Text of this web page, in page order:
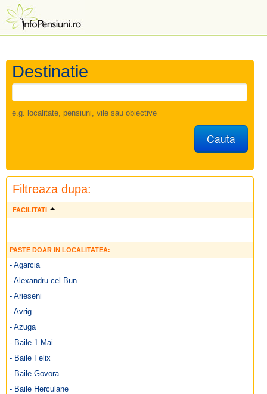
Destinatie
e.g. localitate, pensiuni, vile sau obiective
Cauta
Filtreaza dupa:
FACILITATI
PASTE DOAR IN LOCALITATEA:
- Agarcia
- Alexandru cel Bun
- Arieseni
- Avrig
- Azuga
- Baile 1 Mai
- Baile Felix
- Baile Govora
- Baile Herculane